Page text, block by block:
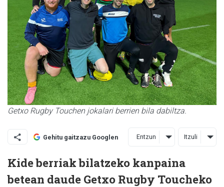
Getxo Rugby Touchen jokalari berrien bila dabiltza.
Gehitu gaitzazu Googlen Entzun Itzuli
Kide berriak bilatzeko kanpaina
betean daude Getxo Rugby Toucheko